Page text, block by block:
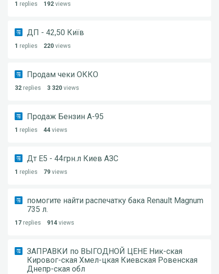
1 replies 192 views
ДП - 42,50 Київ
1 replies 220 views
Продам чеки ОККО
32 replies 3 320 views
Продаж Бензин А-95
1 replies 44 views
Дт Е5 - 44грн.л Киев АЗС
1 replies 79 views
помогите найти распечатку бака Renault Magnum
735 л.
17 replies 914 views
ЗАПРАВКИ по ВЫГОДНОЙ ЦЕНЕ Ник-ская
Кировог-ская Хмел-цкая Киевская Ровенская
Днепр-ская обл